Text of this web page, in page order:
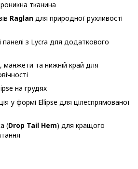
тканина
Raglan для природної рухливості
панелі з Lycra для додаткового
манжети та нижній край для
на грудях
у формі Ellipse для цілеспрямованої
(Drop Tail Hem) для кращого